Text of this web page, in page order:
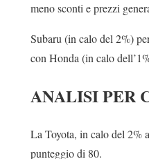
meno sconti e prezzi
Subaru (in calo del 2%)
con Honda (in calo
ANALISI PER
La Toyota, in calo del 2%
punteggio di 80.